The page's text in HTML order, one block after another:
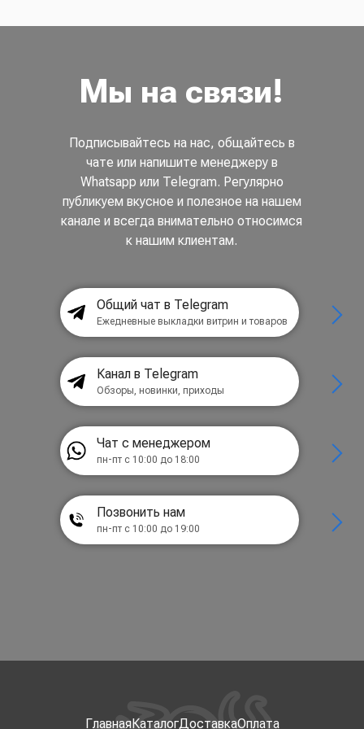
Мы на связи!
Подписывайтесь на нас, общайтесь в
чате или напишите менеджеру в
Whatsapp или Telegram. Регулярно
публикуем вкусное и полезное на нашем
канале и всегда внимательно относимся
к нашим клиентам.
Общий чат в Telegram
Ежедневные выкладки витрин и товаров
Канал в Telegram
Обзоры, новинки, приходы
Чат с менеджером
пн-пт с 10:00 до 18:00
Позвонить нам
пн-пт с 10:00 до 19:00
ГлавнаяКаталогДоставкаОплата